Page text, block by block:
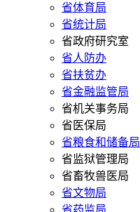
省体育局
省统计局
省政府研究室
省人防办
省扶贫办
省金融监管局
省机关事务局
省医保局
省粮食和储备局
省监狱管理局
省畜牧兽医局
省文物局
省药监局